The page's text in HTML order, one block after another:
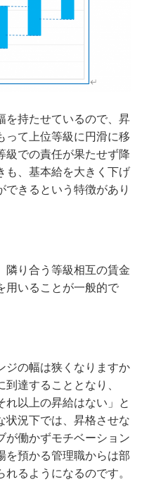
を持たせているので、昇
って上位等級に円滑に移
級での責任が果たせず降
も、基本給を大きく下げ
できるという特徴があり
隣り合う等級相互の賃金
用いることが一般的で
ジの幅は狭くなりますか
達することとなり、
れ以上の昇給はない」と
状況下では、昇格させな
が働かずモチベーション
を預かる管理職からは部
るようになるのです。